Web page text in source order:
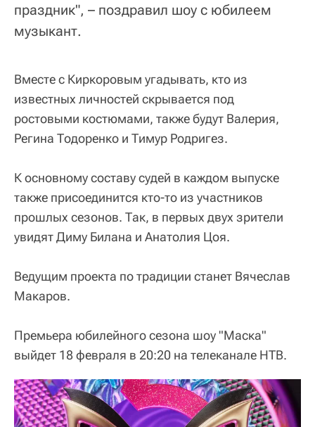
праздник", – поздравил шоу с юбилеем
музыкант.
Вместе с Киркоровым угадывать, кто из
известных личностей скрывается под
ростовыми костюмами, также будут Валерия,
Регина Тодоренко и Тимур Родригез.
К основному составу судей в каждом выпуске
также присоединится кто-то из участников
прошлых сезонов. Так, в первых двух зрители
увидят Диму Билана и Анатолия Цоя.
Ведущим проекта по традиции станет Вячеслав
Макаров.
Премьера юбилейного сезона шоу "Маска"
выйдет 18 февраля в 20:20 на телеканале НТВ.